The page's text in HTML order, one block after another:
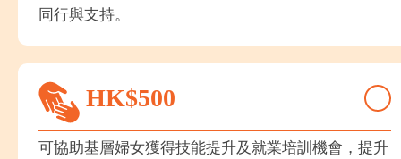
同行與支持。
HK$500
可協助基層婦女獲得技能提升及就業培訓機會，提升